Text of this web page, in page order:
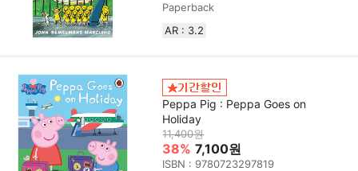
Paperback
AR : 3.2
Peppa Pig : Peppa Goes on
Holiday
11,400원
38% 7,100원
ISBN : 9780723297819